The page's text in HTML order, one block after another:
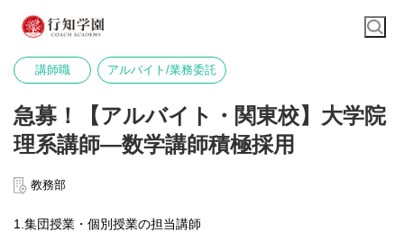
講師職 アルバイト/業務委託
急募！【アルバイト・関東校】大学院
理系講師—数学講師積極採用
教務部
1.集団授業・個別授業の担当講師